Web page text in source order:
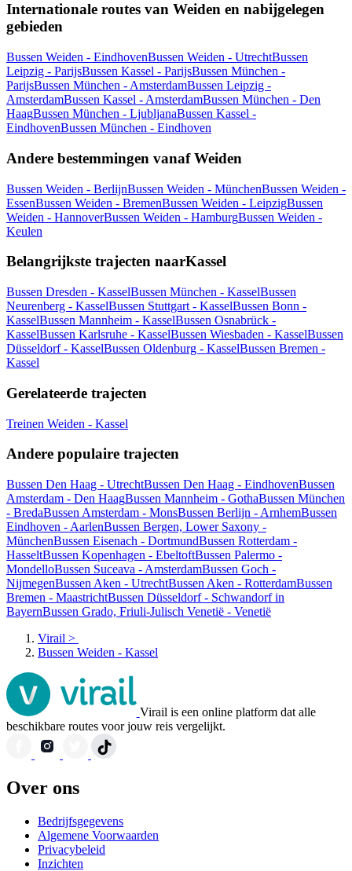
Internationale routes van Weiden en nabijgelegen
gebieden
Bussen Weiden - EindhovenBussen Weiden - UtrechtBussen
Leipzig - ParijsBussen Kassel - ParijsBussen München -
ParijsBussen München - AmsterdamBussen Leipzig -
AmsterdamBussen Kassel - AmsterdamBussen München - Den
HaagBussen München - LjubljanaBussen Kassel -
EindhovenBussen München - Eindhoven
Andere bestemmingen vanaf Weiden
Bussen Weiden - BerlijnBussen Weiden - MünchenBussen Weiden -
EssenBussen Weiden - BremenBussen Weiden - LeipzigBussen
Weiden - HannoverBussen Weiden - HamburgBussen Weiden -
Keulen
Belangrijkste trajecten naarKassel
Bussen Dresden - KasselBussen München - KasselBussen
Neurenberg - KasselBussen Stuttgart - KasselBussen Bonn -
KasselBussen Mannheim - KasselBussen Osnabrück -
KasselBussen Karlsruhe - KasselBussen Wiesbaden - KasselBussen
Düsseldorf - KasselBussen Oldenburg - KasselBussen Bremen -
Kassel
Gerelateerde trajecten
Treinen Weiden - Kassel
Andere populaire trajecten
Bussen Den Haag - UtrechtBussen Den Haag - EindhovenBussen
Amsterdam - Den HaagBussen Mannheim - GothaBussen München
- BredaBussen Amsterdam - MonsBussen Berlijn - ArnhemBussen
Eindhoven - AarlenBussen Bergen, Lower Saxony -
MünchenBussen Eisenach - DortmundBussen Rotterdam -
HasseltBussen Kopenhagen - EbeltoftBussen Palermo -
MondelloBussen Suceava - AmsterdamBussen Goch -
NijmegenBussen Aken - UtrechtBussen Aken - RotterdamBussen
Bremen - MaastrichtBussen Düsseldorf - Schwandorf in
BayernBussen Grado, Friuli-Julisch Venetië - Venetië
Virail >
Bussen Weiden - Kassel
Virail is een online platform dat alle
beschikbare routes voor jouw reis vergelijkt.
Over ons
Bedrijfsgegevens
Algemene Voorwaarden
Privacybeleid
Inzichten